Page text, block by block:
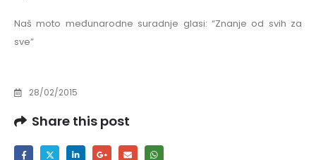
Naš moto međunarodne suradnje glasi: “Znanje od svih za
sve”
28/02/2015
Share this post